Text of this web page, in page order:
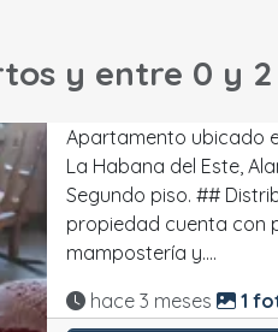
y entre 0 y
Apartamento ubicado
La Habana del Este,
Segundo piso. ## Distribución La
propiedad cuenta con
mampostería y....
Actualizado:
hace 3 meses 1